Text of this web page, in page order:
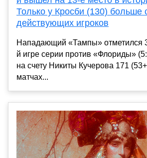
Только у Кросби (130) больше
действующих игроков
Нападающий «Тампы» отметился
й игре серии против «Флориды»
на счету Никиты Кучерова 171
матчах...